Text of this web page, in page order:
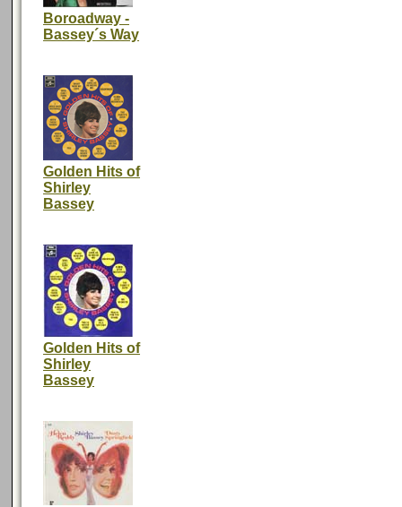
Boroadway -
Bassey´s Way
Golden Hits of
Shirley
Bassey
Golden Hits of
Shirley
Bassey